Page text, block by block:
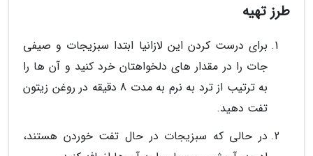
طرز تهیه
برای درست کردن این لازانیا ابتدا سبزیجات و صیفی
جات را در مقدار های دلخواهتان خرد کنید و آن ها را
به ترتیب از ترد به نرم به مدت 8 دقیقه در روغن زیتون
تفت دهید.
در حالی که سبزیجات در حال تفت خوردن هستند،